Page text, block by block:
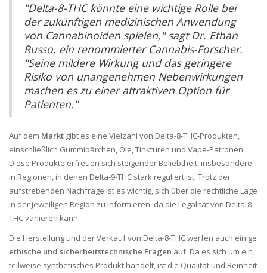
"Delta-8-THC könnte eine wichtige Rolle bei
der zukünftigen medizinischen Anwendung
von Cannabinoiden spielen," sagt Dr. Ethan
Russo, ein renommierter Cannabis-Forscher.
"Seine mildere Wirkung und das geringere
Risiko von unangenehmen Nebenwirkungen
machen es zu einer attraktiven Option für
Patienten."
Auf dem Markt gibt es eine Vielzahl von Delta-8-THC-Produkten,
einschließlich Gummibärchen, Öle, Tinkturen und Vape-Patronen.
Diese Produkte erfreuen sich steigender Beliebtheit, insbesondere
in Regionen, in denen Delta-9-THC stark reguliert ist. Trotz der
aufstrebenden Nachfrage ist es wichtig, sich über die rechtliche Lage
in der jeweiligen Region zu informieren, da die Legalität von Delta-8-
THC variieren kann.
Die Herstellung und der Verkauf von Delta-8-THC werfen auch einige
ethische und sicherheitstechnische Fragen auf. Da es sich um ein
teilweise synthetisches Produkt handelt, ist die Qualität und Reinheit